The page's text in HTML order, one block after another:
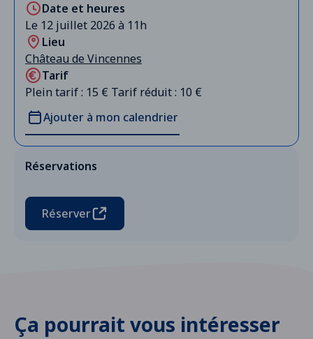
Date et heures
Le 12 juillet 2026 à 11h
Lieu
Château de Vincennes
Tarif
Plein tarif : 15 € Tarif réduit : 10 €
Ajouter à mon calendrier
Réservations
Réserver
Ça pourrait vous intéresser